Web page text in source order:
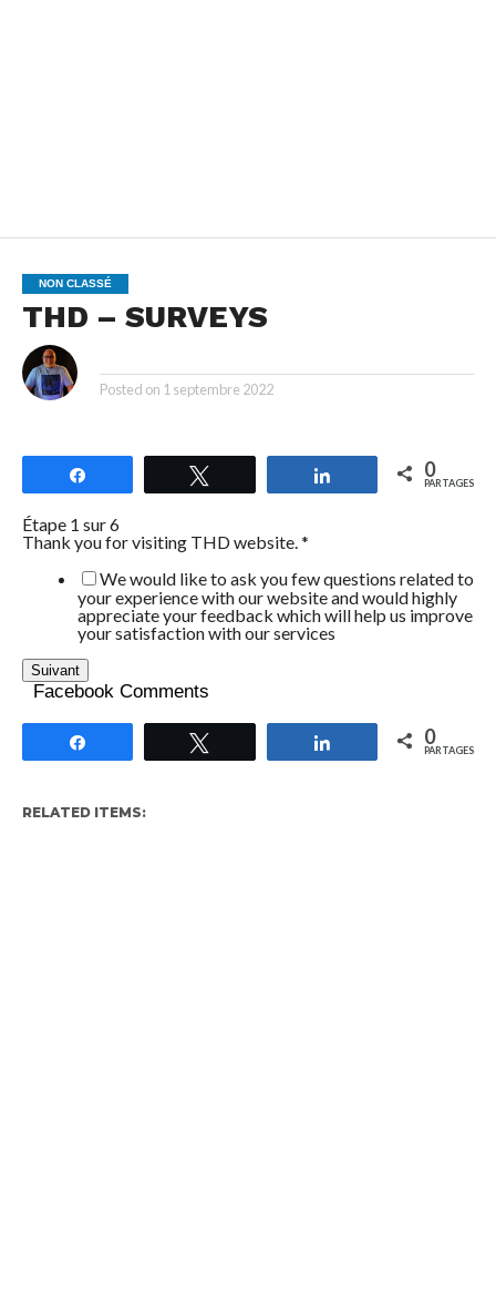
NON CLASSÉ
THD – SURVEYS
Posted on 1 septembre 2022
Partagez 0
PARTAGES
Étape 1 sur 6
Thank you for visiting THD website.*
We would like to ask you few questions related to
your experience with our website and would highly
appreciate your feedback which will help us improve
your satisfaction with our services
Suivant
Facebook Comments
Partagez 0
PARTAGES
RELATED ITEMS: